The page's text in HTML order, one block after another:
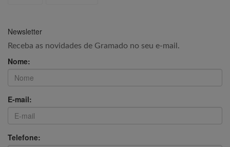
Newsletter
Receba as novidades de Gramado no seu e-mail.
Nome:
E-mail:
Telefone: